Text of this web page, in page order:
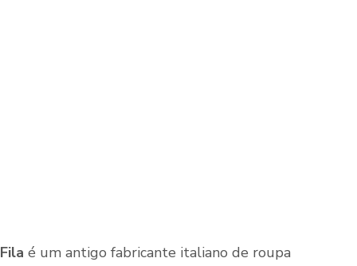
Fila é um antigo fabricante italiano de roupa